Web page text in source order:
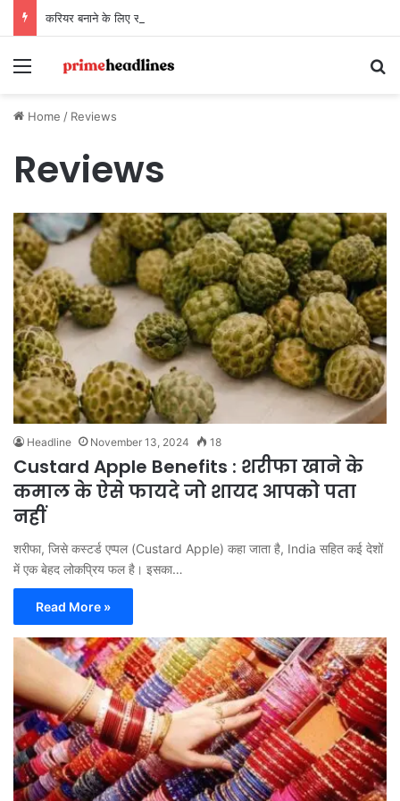
करियर बनाने के लिए सारण छोड़ दिया था… अब सारण बनाने के लिए लौट रहे हैं
Menu
Home / Reviews
Reviews
Headline November 13, 2024 18
Custard Apple Benefits : शरीफा खाने के
कमाल के ऐसे फायदे जो शायद आपको पता
नहीं
शरीफा, जिसे कस्टर्ड एप्पल (Custard Apple) कहा जाता है, India सहित कई देशों
में एक बेहद लोकप्रिय फल है। इसका…
Read More »